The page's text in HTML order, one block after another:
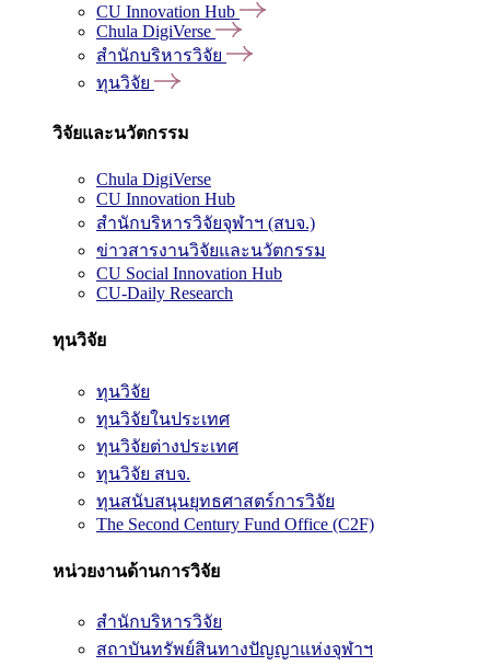
CU Innovation Hub
Chula DigiVerse
สำนักบริหารวิจัย
ทุนวิจัย
วิจัยและนวัตกรรม
Chula DigiVerse
CU Innovation Hub
สำนักบริหารวิจัยจุฬาฯ (สบจ.)
ข่าวสารงานวิจัยและนวัตกรรม
CU Social Innovation Hub
CU-Daily Research
ทุนวิจัย
ทุนวิจัย
ทุนวิจัยในประเทศ
ทุนวิจัยต่างประเทศ
ทุนวิจัย สบจ.
ทุนสนับสนุนยุทธศาสตร์การวิจัย
The Second Century Fund Office (C2F)
หน่วยงานด้านการวิจัย
สำนักบริหารวิจัย
สถาบันทรัพย์สินทางปัญญาแห่งจุฬาฯ